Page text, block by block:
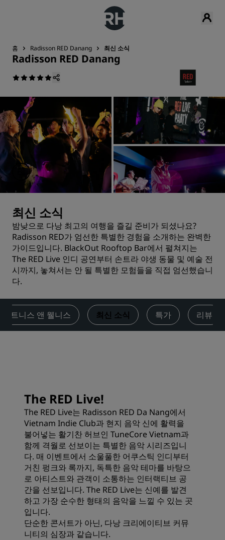
홈 Radisson RED Danang 최신 소식
Radisson RED Danang
최신 소식
밤낮으로 다낭 최고의 여행을 즐길 준비가 되셨나요?
Radisson RED가 엄선한 특별한 경험을 소개하는 완벽한
가이드입니다. BlackOut Rooftop Bar에서 펼쳐지는
The RED Live 인디 공연부터 손트라 야생 동물 및 예술 전
시까지, 놓쳐서는 안 될 특별한 모험들을 직접 엄선했습니
다.
피트니스 앤 웰니스 최신 소식 특가 리뷰
The RED Live!
The RED Live는 Radisson RED Da Nang에서
Vietnam Indie Club과 현지 음악 신에 활력을
불어넣는 활기찬 허브인 TuneCore Vietnam과
함께 격월로 선보이는 특별한 음악 시리즈입니
다. 매 이벤트에서 소울풀한 어쿠스틱 인디부터
거친 펑크와 록까지, 독특한 음악 테마를 바탕으
로 아티스트와 관객이 소통하는 인터랙티브 공
간을 선보입니다. The RED Live는 신예를 발견
하고 가장 순수한 형태의 음악을 느낄 수 있는 곳
입니다.
단순한 콘서트가 아닌, 다낭 크리에이티브 커뮤
니티의 심장과 같습니다.